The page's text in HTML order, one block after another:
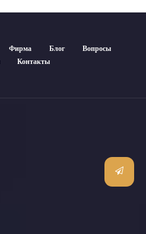
Фирма Блог
Вопросы
Контакты